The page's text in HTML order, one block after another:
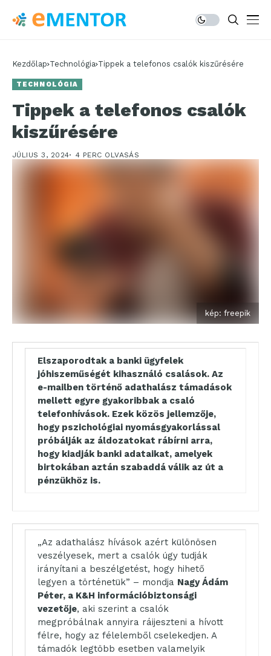
Kezdőlap Technológia Tippek a telefonos csalók kiszűrésére
TECHNOLÓGIA
Tippek a telefonos csalók
kiszűrésére
JÚLIUS 3, 2024 4 PERC OLVASÁS
kép: freepik
Elszaporodtak a banki ügyfelek
jóhiszeműségét kihasználó csalások. Az
e-mailben történő adathalász támadások
mellett egyre gyakoribbak a csaló
telefonhívások. Ezek közös jellemzője,
hogy pszichológiai nyomásgyakorlással
próbálják az áldozatokat rábírni arra,
hogy kiadják banki adataikat, amelyek
birtokában aztán szabaddá válik az út a
pénzükhöz is.
„Az adathalász hívások azért különösen
veszélyesek, mert a csalók úgy tudják
irányítani a beszélgetést, hogy hihető
legyen a történetük” – mondja Nagy Ádám
Péter, a K&H információbiztonsági
vezetője, aki szerint a csalók
megpróbálnak annyira ráijeszteni a hívott
félre, hogy az félelemből cselekedjen. A
támadók legtöbb esetben valamelyik